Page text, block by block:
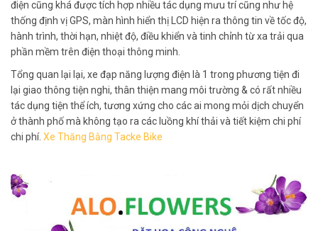
điện cũng khá được tích hợp nhiều tác dụng mưu trí cũng như hệ
thống định vị GPS, màn hình hiển thị LCD hiện ra thông tin về tốc độ,
hành trình, thời hạn, nhiệt độ, điều khiển và tinh chỉnh từ xa trải qua
phần mềm trên điện thoại thông minh.
Tổng quan lại lại, xe đạp năng lượng điện là 1 trong phương tiện đi
lại giao thông tiện nghi, thân thiện mang môi trường & có rất nhiều
tác dụng tiện thể ích, tương xứng cho các ai mong mỏi dịch chuyển
ở thành phố mà không tạo ra các luồng khí thải và tiết kiệm chi phí
chi phí. Xe Thăng Bằng Tacke Bike